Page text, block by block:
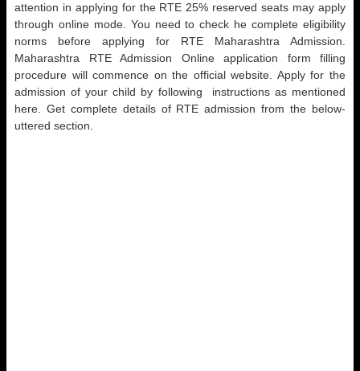
attention in applying for the RTE 25% reserved seats may apply
through online mode. You need to check he complete eligibility
norms before applying for RTE Maharashtra Admission.
Maharashtra RTE Admission Online application form filling
procedure will commence on the official website. Apply for the
admission of your child by following instructions as mentioned
here. Get complete details of RTE admission from the below-
uttered section.